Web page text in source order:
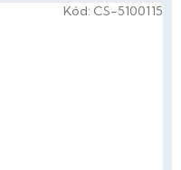
Kód: CS-5100115